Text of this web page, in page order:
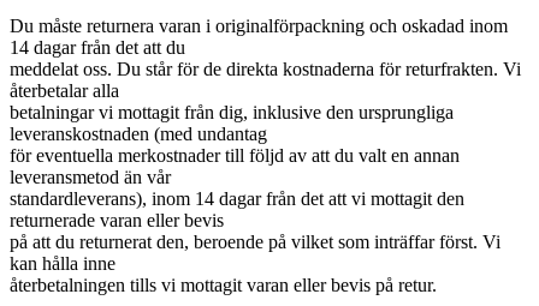
Du måste returnera varan i originalförpackning och oskadad inom
14 dagar från det att du
meddelat oss. Du står för de direkta kostnaderna för returfrakten. Vi
återbetalar alla
betalningar vi mottagit från dig, inklusive den ursprungliga
leveranskostnaden (med undantag
för eventuella merkostnader till följd av att du valt en annan
leveransmetod än vår
standardleverans), inom 14 dagar från det att vi mottagit den
returnerade varan eller bevis
på att du returnerat den, beroende på vilket som inträffar först. Vi
kan hålla inne
återbetalningen tills vi mottagit varan eller bevis på retur.